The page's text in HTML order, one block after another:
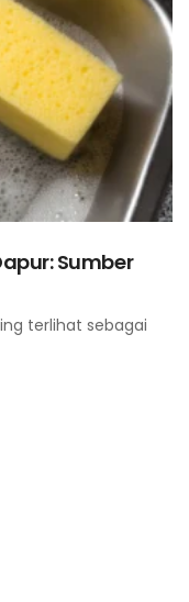
Sumber
terlihat sebagai